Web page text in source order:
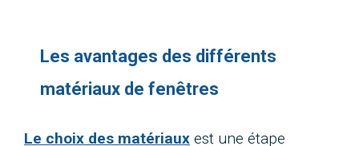
Les avantages des différents
matériaux de fenêtres
Le choix des matériaux est une étape